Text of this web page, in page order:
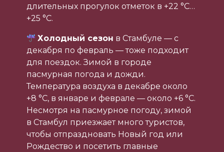
длительных прогулок отметок в +22 °С…
+25 °С.
Холодный сезон в Стамбуле — с
декабря по февраль — тоже подходит
для поездок. Зимой в городе
пасмурная погода и дожди.
Температура воздуха в декабре около
+8 °С, в январе и феврале — около +6 °С.
Несмотря на пасмурное погоду, зимой
в Стамбул приезжает много туристов,
чтобы отпраздновать Новый год или
Рождество и посетить главные